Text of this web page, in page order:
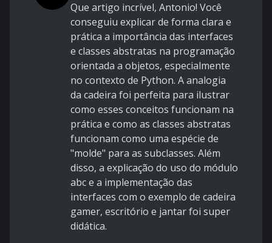
Que artigo incrível, Antonio! Você
conseguiu explicar de forma clara e
prática a importância das interfaces
e classes abstratas na programação
orientada a objetos, especialmente
no contexto de Python. A analogia
da cadeira foi perfeita para ilustrar
como esses conceitos funcionam na
prática e como as classes abstratas
funcionam como uma espécie de
"molde" para as subclasses. Além
disso, a explicação do uso do módulo
abc e a implementação das
interfaces com o exemplo de cadeira
gamer, escritório e jantar foi super
didática.